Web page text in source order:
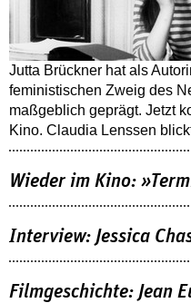
Jutta Brückner hat als
feministischen Zweig des
maßgeblich geprägt. Jetzt
Kino. Claudia Lenssen
Wieder im Kino:
Interview: Jessica
Filmgeschichte: Jean